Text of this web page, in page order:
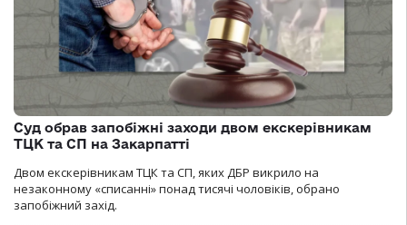
Суд обрав запобіжні заходи двом екскерівникам
ТЦК та СП на Закарпатті
Двом екскерівникам ТЦК та СП, яких ДБР викрило на
незаконному «списанні» понад тисячі чоловіків, обрано
запобіжний захід.